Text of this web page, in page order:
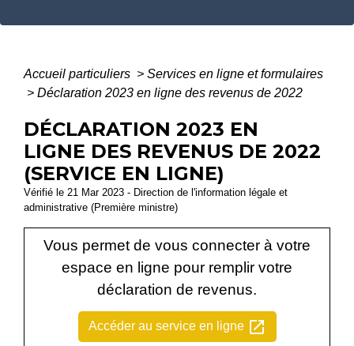
Accueil particuliers > Services en ligne et formulaires
> Déclaration 2023 en ligne des revenus de 2022
DÉCLARATION 2023 EN
LIGNE DES REVENUS DE 2022
(SERVICE EN LIGNE)
Vérifié le 21 Mar 2023 - Direction de l'information légale et
administrative (Première ministre)
Vous permet de vous connecter à votre
espace en ligne pour remplir votre
déclaration de revenus.
Accéder au service en ligne open_in_new